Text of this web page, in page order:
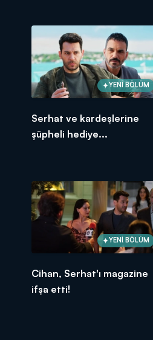
YENİ BÖLÜM
Serhat ve kardeşlerine
şüpheli hediye...
YENİ BÖLÜM
Cihan, Serhat'ı magazine
ifşa etti!